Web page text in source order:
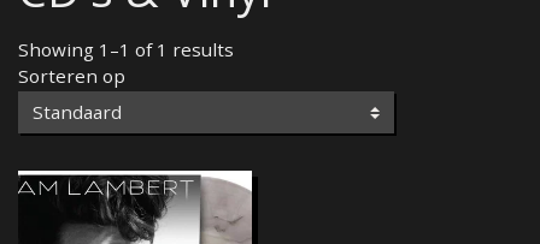
Showing 1–1 of 1 results
Sorteren op